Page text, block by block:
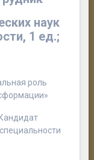
наук
1 ед.;
роль
»